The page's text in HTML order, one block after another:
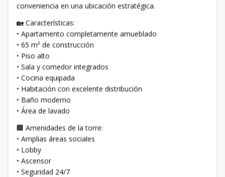
conveniencia en una ubicación estratégica.
🏡 Características:
• Apartamento completamente amueblado
• 65 m² de construcción
• Piso alto
• Sala y comedor integrados
• Cocina equipada
• Habitación con excelente distribución
• Baño moderno
• Área de lavado
🏢 Amenidades de la torre:
• Amplias áreas sociales
• Lobby
• Ascensor
• Seguridad 24/7